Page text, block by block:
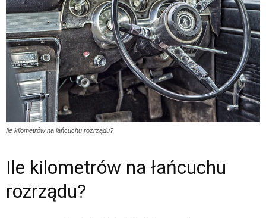
Ile kilometrów na łańcuchu rozrządu?
Ile kilometrów na łańcuchu
rozrządu?